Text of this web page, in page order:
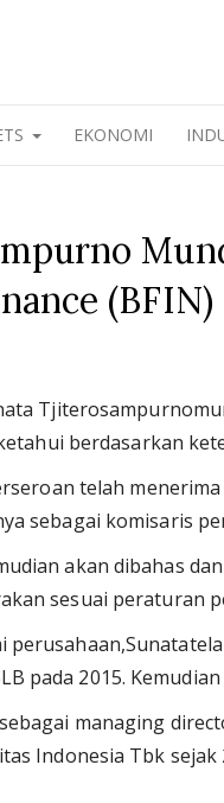
EKONOMI
(BFIN)
berdasarkan
telah
sebagai komisaris
akan dibahas
sesuai peraturan
pada 2015.
managing
Indonesia Tbk sejak